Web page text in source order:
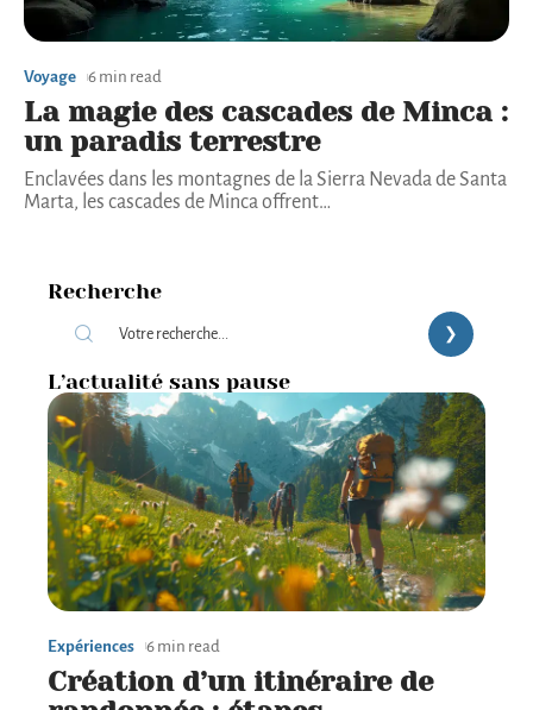
Voyage 6 min read
La magie des cascades de Minca :
un paradis terrestre
Enclavées dans les montagnes de la Sierra Nevada de Santa
Marta, les cascades de Minca offrent…
Recherche
L’actualité sans pause
Expériences 6 min read
Création d’un itinéraire de